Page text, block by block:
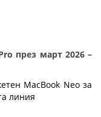
през март 2026 –
MacBook Neo за
линия